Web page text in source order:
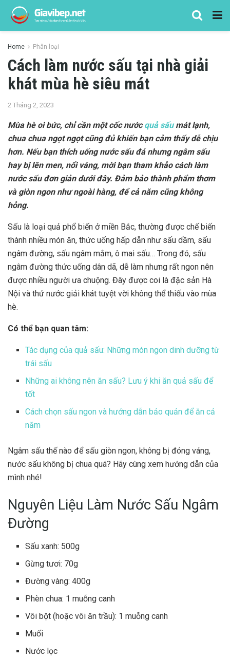
Home Phân loại
Cách làm nước sấu tại nhà giải
khát mùa hè siêu mát
2 Tháng 2, 2023
Mùa hè oi bức, chỉ cần một cốc nướcquả sấumát lạnh,
chua chua ngọt ngọt cũng đủ khiến bạn cảm thấy dễ chịu
hơn. Nếu bạn thích uống nước sấu đá nhưng ngâm sấu
hay bị lên men, nổi váng, mời bạn tham khảo cách làm
nước sấu đơn giản dưới đây. Đảm bảo thành phẩm thơm
và giòn ngon như ngoài hàng, để cả năm cũng không
hỏng.
Sấu là loại quả phổ biến ở miền Bắc, thường được chế biến
thành nhiều món ăn, thức uống hấp dẫn như sấu dầm, sấu
ngâm đường, sấu ngâm mắm, ô mai sấu… Trong đó, sấu
ngâm đường thức uống dân dã, dễ làm nhưng rất ngon nên
được nhiều người ưa chuộng. Đây được coi là đặc sản Hà
Nội và thứ nước giải khát tuyệt vời không thể thiếu vào mùa
hè.
Có thể bạn quan tâm:
Tác dụng của quả sấu: Những món ngon dinh dưỡng từ
trái sấu
Những ai không nên ăn sấu? Lưu ý khi ăn quả sấu để
tốt
Cách chọn sấu ngon và hướng dẫn bảo quản để ăn cả
năm
Ngâm sấu thế nào để sấu giòn ngon, không bị đóng váng,
nước sấu không bị chua quá? Hãy cùng xem hướng dẫn của
mình nhé!
Nguyên Liệu Làm Nước Sấu Ngâm
Đường
Sấu xanh: 500g
Gừng tươi: 70g
Đường vàng: 400g
Phèn chua: 1 muỗng canh
Vôi bột (hoặc vôi ăn trầu): 1 muỗng canh
Muối
Nước lọc